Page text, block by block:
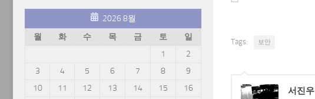
Tags: 보안
서진우
2026 8월
월
화 수 목 금 토
일
1
2
3
4 5 6 7 8
9
10
11 12 13 14 15
16